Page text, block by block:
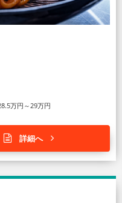
万円～29万円
詳細へ